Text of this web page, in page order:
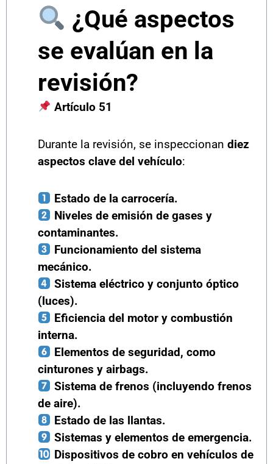
¿Qué aspectos
se evalúan en la
revisión?
Artículo 51
Durante la revisión, se inspeccionan diez
aspectos clave del vehículo:
Estado de la carrocería.
Niveles de emisión de gases y
contaminantes.
Funcionamiento del sistema
mecánico.
Sistema eléctrico y conjunto óptico
(luces).
Eficiencia del motor y combustión
interna.
Elementos de seguridad, como
cinturones y airbags.
Sistema de frenos (incluyendo frenos
de aire).
Estado de las llantas.
Sistemas y elementos de emergencia.
Dispositivos de cobro en vehículos de